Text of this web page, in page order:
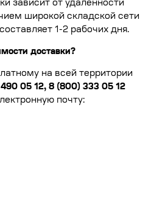
зависит от удаленности
широкой складской сети
1-2 рабочих дня.
доставки?
на всей территории
05 12, 8 (800) 333 05 12
почту: